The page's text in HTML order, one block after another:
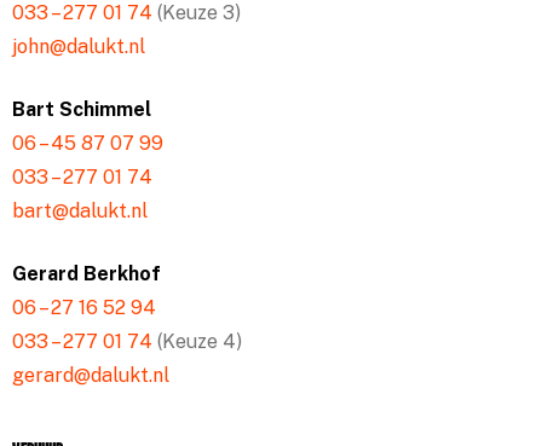
033 – 277 01 74 (Keuze 3)
john@dalukt.nl
Bart Schimmel
06 – 45 87 07 99
033 – 277 01 74
bart@dalukt.nl
Gerard Berkhof
06 – 27 16 52 94
033 – 277 01 74 (Keuze 4)
gerard@dalukt.nl